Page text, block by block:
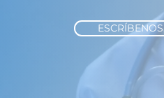
ESCRÍBENOS